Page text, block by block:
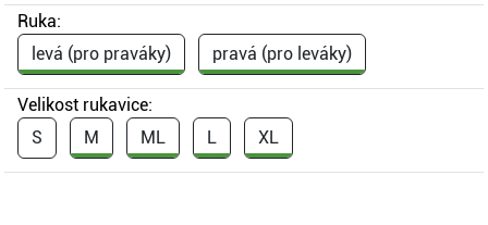
Ruka:
levá (pro praváky)
pravá (pro leváky)
Velikost rukavice:
S
M ML L XL